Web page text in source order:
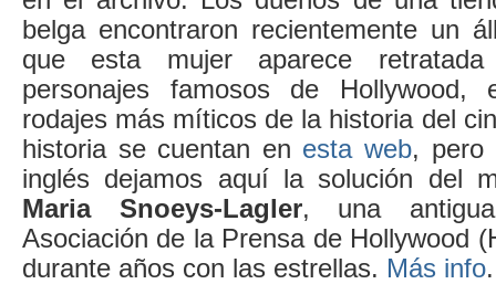
belga encontraron recientemente un
que esta mujer aparece
personajes famosos de
rodajes más míticos de la historia del
historia se cuentan en esta web, pero
inglés dejamos aquí la solución del
Maria Snoeys-Lagler, una
Asociación de la Prensa de Hollywood
durante años con las estrellas. Más info.